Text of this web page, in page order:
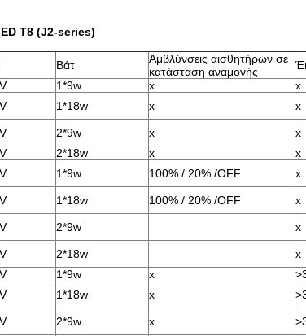
T8 (J2-series)
Βάτ
Αμβλύνσεις αισθητήρων σε
κατάσταση αναμονής
1*9w x
x
1*18w x
x
2*9w x
x
2*18w x
x
1*9w 100% / 20% /OFF
x
1*18w 100% / 20% /OFF
x
2*9w
x
2*18w
x
1*9w x
1*18w x
2*9w x